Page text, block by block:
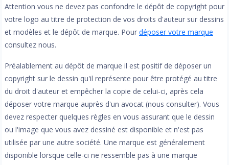
Attention vous ne devez pas confondre le dépôt de copyright pour
votre logo au titre de protection de vos droits d'auteur sur dessins
et modèles et le dépôt de marque. Pour déposer votre marque
consultez nous.
Préalablement au dépôt de marque il est positif de déposer un
copyright sur le dessin qu'il représente pour être protégé au titre
du droit d'auteur et empêcher la copie de celui-ci, après cela
déposer votre marque auprès d'un avocat (nous consulter). Vous
devez respecter quelques règles en vous assurant que le dessin
ou l'image que vous avez dessiné est disponible et n'est pas
utilisée par une autre société. Une marque est généralement
disponible lorsque celle-ci ne ressemble pas à une marque